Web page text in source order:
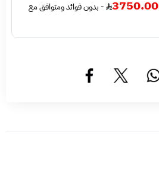
3750.00
- بدون فوائد ومتوافق مع